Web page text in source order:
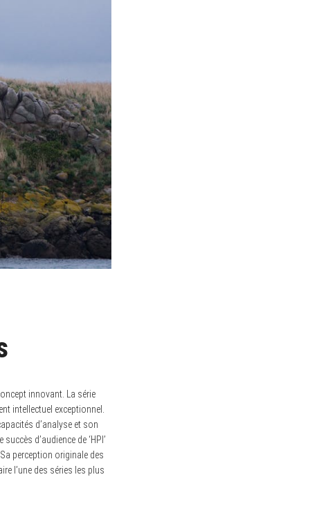
innovant. La série
intellectuel exceptionnel.
d’analyse et son
d’audience de ‘HPI’
perception originale des
l’une des séries les plus